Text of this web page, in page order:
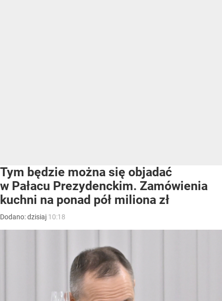
Tym będzie można się objadać
w Pałacu Prezydenckim. Zamówienia
kuchni na ponad pół miliona zł
Dodano:dzisiaj 10:18